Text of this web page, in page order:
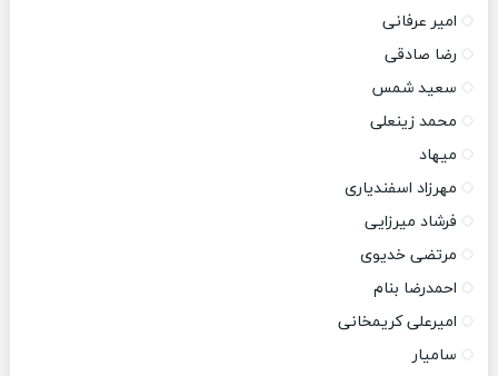
امیر عرفانی
رضا صادقی
سعید شمس
محمد زینعلی
میهاد
مهرزاد اسفندیاری
فرشاد میرزایی
مرتضی خدیوی
احمدرضا بنام
امیرعلی کریمخانی
سامیار